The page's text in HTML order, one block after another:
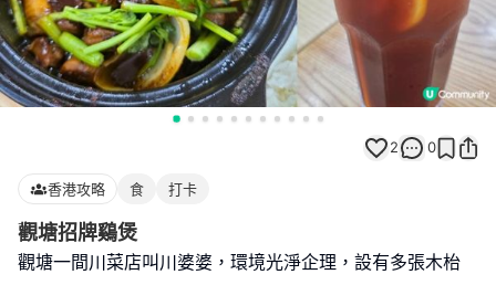
2 0
香港攻略 食 打卡
觀塘招牌鷄煲
觀塘一間川菜店叫川婆婆，環境光淨企理，設有多張木枱